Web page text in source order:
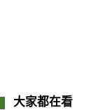
大家都在看